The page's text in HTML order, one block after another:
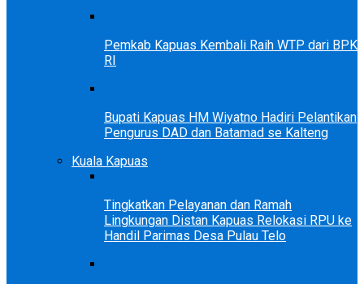
Pemkab Kapuas Kembali Raih WTP dari BPK
RI
Bupati Kapuas HM Wiyatno Hadiri Pelantikan
Pengurus DAD dan Batamad se Kalteng
Kuala Kapuas
Tingkatkan Pelayanan dan Ramah
Lingkungan Distan Kapuas Relokasi RPU ke
Handil Parimas Desa Pulau Telo